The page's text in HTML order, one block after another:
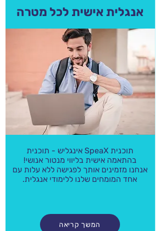
אנגלית אישית לכל מטרה
תוכנית SpeaX אינגליש - תוכנית
בהתאמה אישית בליווי מנטור אנושי!
אנחנו מזמינים אותך לפגישה ללא עלות עם
אחד המומחים שלנו ללימודי אנגלית.
המשך קריאה